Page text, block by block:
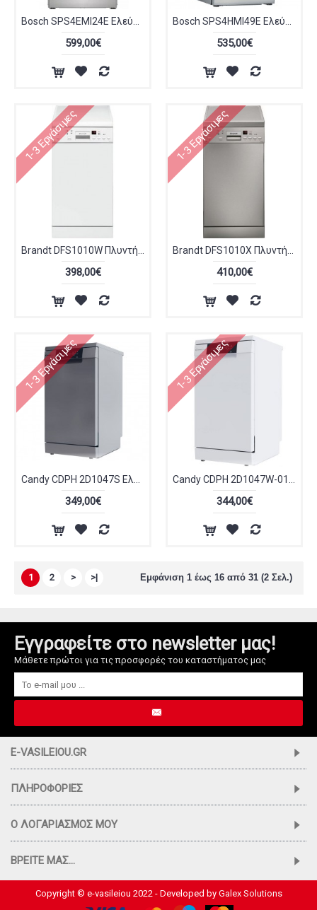
599,00€ 535,00€
1-3 Εργάσιμες
398,00€
1-3 Εργάσιμες
410,00€
1-3 Εργάσιμες
349,00€
1-3 Εργάσιμες
344,00€
1 2 > >| Εμφάνιση 1 έως 16 από 31 (2 Σελ.)
Εγγραφείτε στο newsletter μας!
Μάθετε πρώτοι για τις προσφορές του καταστήματος μας
E-VASILEIOU.GR
ΠΛΗΡΟΦΟΡΊΕΣ
Ο ΛΟΓΑΡΙΑΣΜΌΣ ΜΟΥ
ΒΡΕΊΤΕ ΜΑΣ...
Copyright © e-vasileiou 2022 - Developed by Galex Solutions